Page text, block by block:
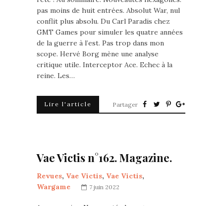
pas moins de huit entrées. Absolut War, nul
conflit plus absolu. Du Carl Paradis chez
GMT Games pour simuler les quatre années
de la guerre à l’est. Pas trop dans mon
scope. Hervé Borg mène une analyse
critique utile. Interceptor Ace. Echec à la
reine. Les…
Lire l'article Partager
Vae Victis n°162. Magazine.
Revues, Vae Victis, Vae Victis,
Wargame
7 juin 2022